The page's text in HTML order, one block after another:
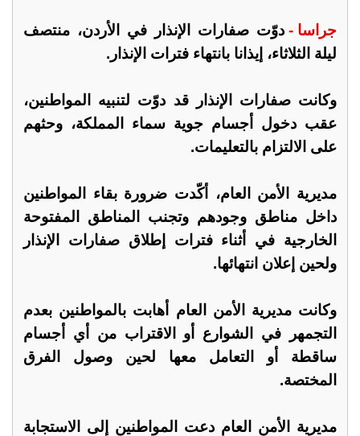
جراسا - دوّت صفارات الإنذار في الأردن، منتصف
ليلة الثلاثاء، إيذانا بانتهاء فترات الإنذار.
وكانت صفارات الإنذار قد دوّت لتنبيه المواطنين،
عقب دخول أجسام جوية سماء المملكة، وحثهم
على الالتزام بالتعليمات.
مديرية الأمن العام، أكّدت ضرورة بقاء المواطنين
داخل مناطق وجودهم وتجنب المناطق المفتوحة
الخارجية في أثناء فترات إطلاق صفارات الإنذار
ولحين إعلان انتهائها.
وكانت مديرية الأمن العام أهابت بالمواطنين بعدم
التجمهر في الشوارع أو الاقتراب من أي أجسام
ساقطة أو التعامل معها لحين وصول الفرق
المختصة.
مديرية الأمن العام دعت المواطنين إلى الاستجابة